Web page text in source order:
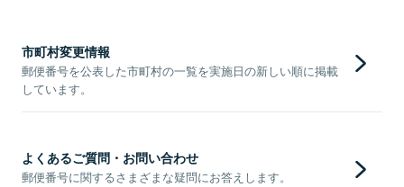
市町村変更情報
郵便番号を公表した市町村の一覧を実施日の新しい順に掲載
しています。
よくあるご質問・お問い合わせ
郵便番号に関するさまざまな疑問にお答えします。